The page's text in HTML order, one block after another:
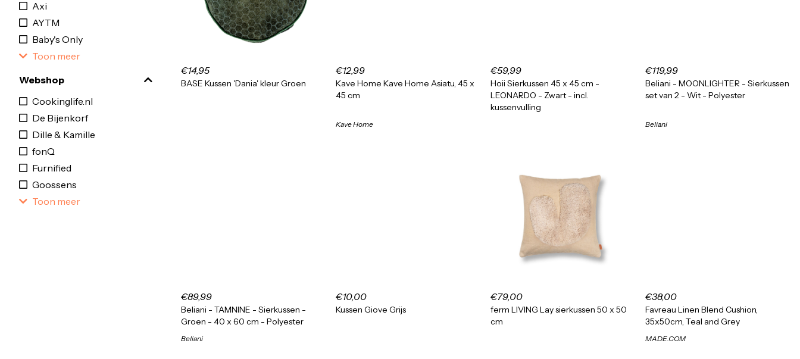
Axi
AYTM
Baby's Only
Toon meer
Webshop
Cookinglife.nl
De Bijenkorf
Dille & Kamille
fonQ
Furnified
Goossens
Toon meer
€14,95
BASE Kussen 'Dania' kleur Groen
€12,99
Kave Home Kave Home Asiatu, 45 x
45 cm
Kave Home
€59,99
Hoii Sierkussen 45 x 45 cm -
LEONARDO - Zwart - incl.
kussenvulling
€119,99
Beliani - MOONLIGHTER - Sierkussen
set van 2 - Wit - Polyester
Beliani
€89,99
Beliani - TAMNINE - Sierkussen -
Groen - 40 x 60 cm - Polyester
Beliani
€10,00
Kussen Giove Grijs
€79,00
ferm LIVING Lay sierkussen 50 x 50
cm
€38,00
Favreau Linen Blend Cushion,
35x50cm, Teal and Grey
MADE.COM